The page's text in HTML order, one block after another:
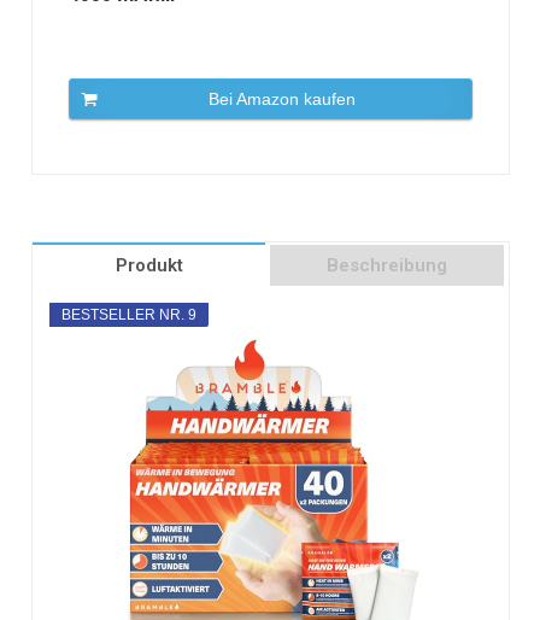
Bei Amazon kaufen
Produkt Beschreibung
BESTSELLER NR. 9